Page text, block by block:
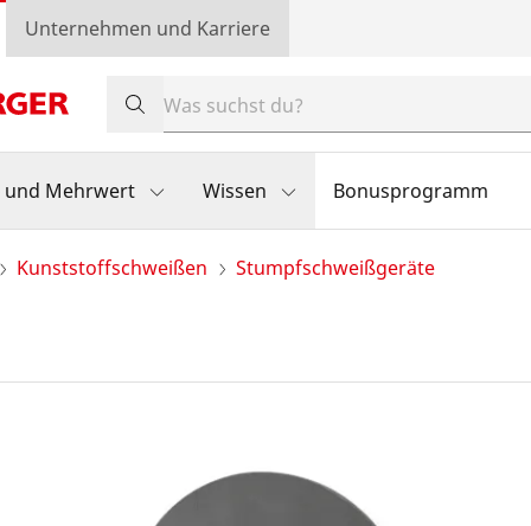
Unternehmen und Karriere
und Mehrwert Wissen Bonusprogramm
Kunststoffschweißen Stumpfschweißgeräte